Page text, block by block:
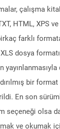
çalışma
HTML, XPS
farklı
dosya
yayınlanmasıyla
bir
En son
seçeneği olsa
ve okumak